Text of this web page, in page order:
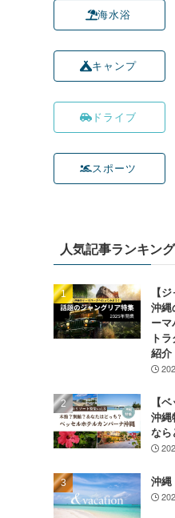
海水浴
キャンプ
ドライブ
スポーツ
人気記事ランキング
【
沖縄
ー
ト
紹介
【
沖縄
なら
沖縄